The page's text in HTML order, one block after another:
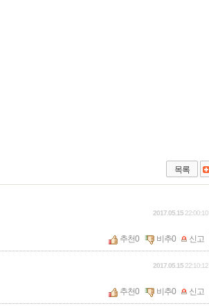
목록
2017.05.15 22:00:10
추천0 비추0 신고
2017.05.15 22:10:12
추천0 비추0 신고